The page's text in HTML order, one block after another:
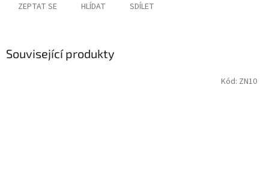
ZEPTAT SE HLÍDAT SDÍLET
Související produkty
Kód: ZN10